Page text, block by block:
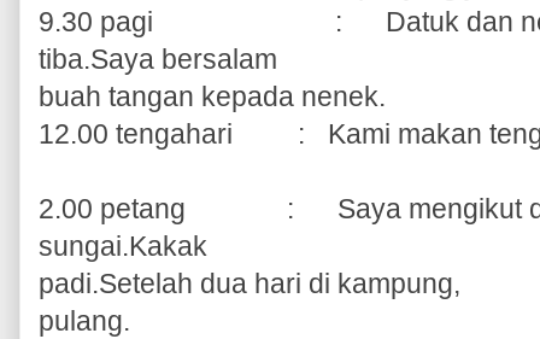
9.30 pagi
:
Datuk dan
tiba.Saya bersalam
buah tangan kepada nenek.
12.00 tengahari
: Kami makan
2.00 petang :
Saya mengikut
sungai.Kakak
padi.Setelah dua hari di kampung,
pulang.